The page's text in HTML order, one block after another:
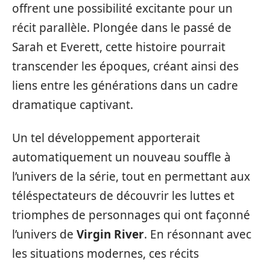
offrent une possibilité excitante pour un
récit parallèle. Plongée dans le passé de
Sarah et Everett, cette histoire pourrait
transcender les époques, créant ainsi des
liens entre les générations dans un cadre
dramatique captivant.
Un tel développement apporterait
automatiquement un nouveau souffle à
l’univers de la série, tout en permettant aux
téléspectateurs de découvrir les luttes et
triomphes de personnages qui ont façonné
l’univers de Virgin River. En résonnant avec
les situations modernes, ces récits